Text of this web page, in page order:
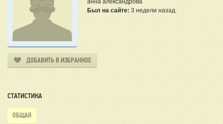
анна александрова
Был на сайте: 3 недели назад.
ДОБАВИТЬ В ИЗБРАННОЕ
СТАТИСТИКА
ОБЩАЯ